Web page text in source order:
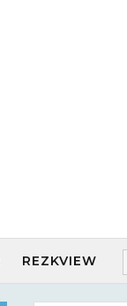
REZKVIEW